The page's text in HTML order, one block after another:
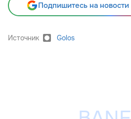
Подпишитесь на
Источник Golos